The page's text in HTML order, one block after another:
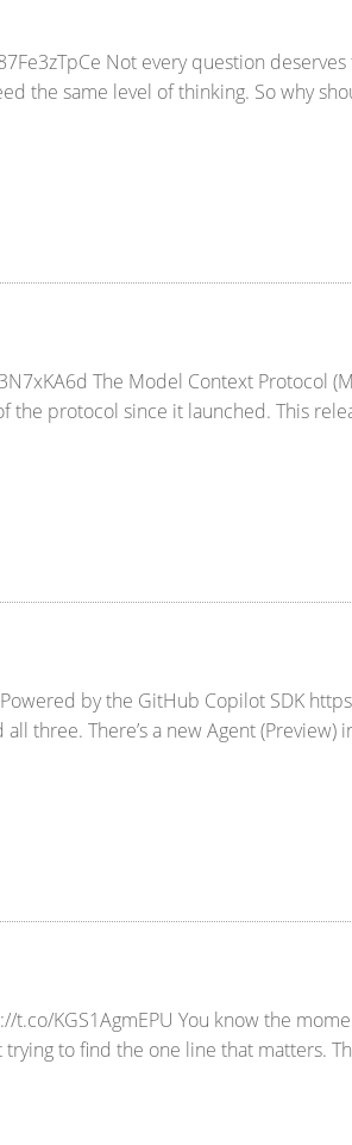
Not every question
the same level of thinking. So why
The Model Context Protocol
the protocol since it launched. This
by the GitHub Copilot SDK
three. There’s a new Agent (Preview)
t.co/KGS1AgmEPU You know the
to find the one line that matters.